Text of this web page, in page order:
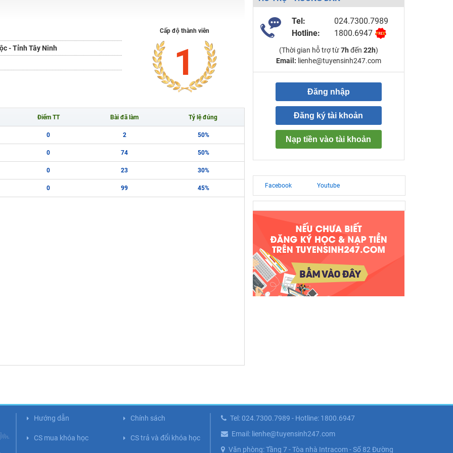
(Từ 16-18/07/2025)
viên giỏi và nổi tiếng
- Tỉnh Tây Ninh
Cấp độ thành viên
1
Điểm TT Bài đã làm Tỷ lệ đúng
0 2 50%
0 74 50%
0 23 30%
0 99 45%
Tel:
024.7300.7989
Hotline:
1800.6947
(Thời gian hỗ trợ từ7h đến 22h)
Email: lienhe@tuyensinh247.com
Đăng nhập
Đăng ký tài khoản
Nạp tiền vào tài khoản
Facebook Youtube
Hướng dẫn Chính sách
CS mua khóa học CS trả và đổi khóa học
Tel: 024.7300.7989 - Hotline: 1800.6947
Email: lienhe@tuyensinh247.com
Văn phòng: Tầng 7 - Tòa nhà Intracom - Số 82 Đường